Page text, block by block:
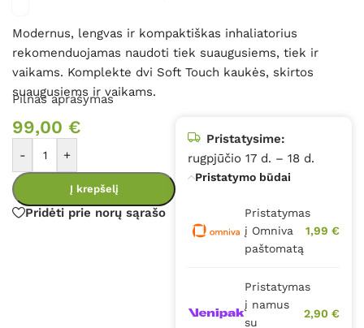
Modernus, lengvas ir kompaktiškas inhaliatorius
rekomenduojamas naudoti tiek suaugusiems, tiek ir
vaikams. Komplekte dvi Soft Touch kaukės, skirtos
suaugusiems ir vaikams.
Pilnas aprašymas
99,00 €
- +
Į krepšelį
Pridėti prie norų sąrašo
Pristatysime:
rugpjūčio 17 d. – 18 d.
Pristatymo būdai
Pristatymas
į Omniva
paštomatą
1,99 €
Pristatymas
į namus
su
2,90 €